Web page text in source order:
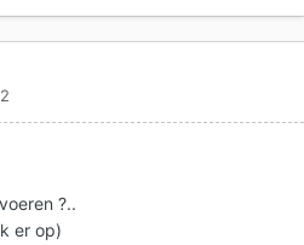
?..
er op)